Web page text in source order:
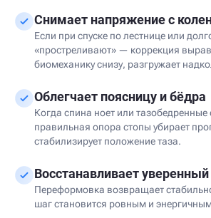
Снимает напряжение с
Если при спуске по лестнице или
«простреливают» — коррекция
биомеханику снизу, разгружает
Облегчает поясницу и бёдра
Когда спина ноет или
правильная опора стопы убирает
стабилизирует положение таза.
Восстанавливает
Переформовка возвращает
шаг становится ровным и